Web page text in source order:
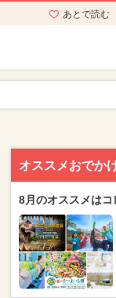
あとで読む
オススメおでか
8月のオススメはコ